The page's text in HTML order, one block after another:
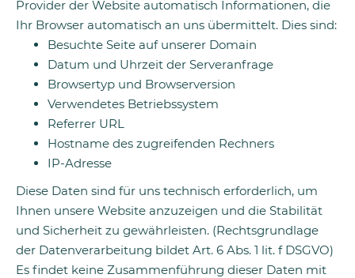
Provider der Website automatisch Informationen, die
Ihr Browser automatisch an uns übermittelt. Dies sind:
Besuchte Seite auf unserer Domain
Datum und Uhrzeit der Serveranfrage
Browsertyp und Browserversion
Verwendetes Betriebssystem
Referrer URL
Hostname des zugreifenden Rechners
IP-Adresse
Diese Daten sind für uns technisch erforderlich, um
Ihnen unsere Website anzuzeigen und die Stabilität
und Sicherheit zu gewährleisten. (Rechtsgrundlage
der Datenverarbeitung bildet Art. 6 Abs. 1 lit. f DSGVO)
Es findet keine Zusammenführung dieser Daten mit